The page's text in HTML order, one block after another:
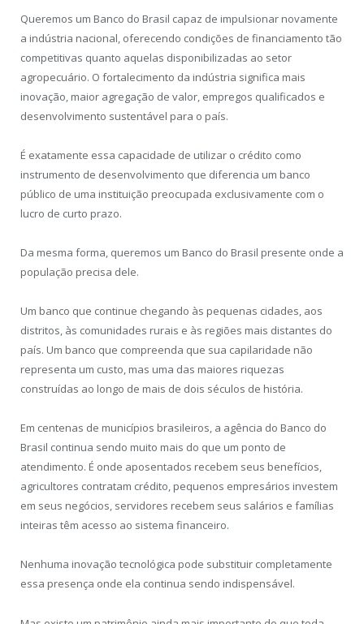
Queremos um Banco do Brasil capaz de impulsionar novamente
a indústria nacional, oferecendo condições de financiamento tão
competitivas quanto aquelas disponibilizadas ao setor
agropecuário. O fortalecimento da indústria significa mais
inovação, maior agregação de valor, empregos qualificados e
desenvolvimento sustentável para o país.
É exatamente essa capacidade de utilizar o crédito como
instrumento de desenvolvimento que diferencia um banco
público de uma instituição preocupada exclusivamente com o
lucro de curto prazo.
Da mesma forma, queremos um Banco do Brasil presente onde a
população precisa dele.
Um banco que continue chegando às pequenas cidades, aos
distritos, às comunidades rurais e às regiões mais distantes do
país. Um banco que compreenda que sua capilaridade não
representa um custo, mas uma das maiores riquezas
construídas ao longo de mais de dois séculos de história.
Em centenas de municípios brasileiros, a agência do Banco do
Brasil continua sendo muito mais do que um ponto de
atendimento. É onde aposentados recebem seus benefícios,
agricultores contratam crédito, pequenos empresários investem
em seus negócios, servidores recebem seus salários e famílias
inteiras têm acesso ao sistema financeiro.
Nenhuma inovação tecnológica pode substituir completamente
essa presença onde ela continua sendo indispensável.